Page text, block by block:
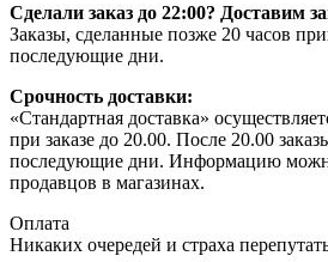
Сделали заказ до 22:00? Доставим
Заказы, сделанные позже 20 часов
последующие дни.
Срочность доставки:
«Стандартная доставка»
при заказе до 20.00. После 20.00
последующие дни. Информацию
продавцов в магазинах.
Оплата
Никаких очередей и страха